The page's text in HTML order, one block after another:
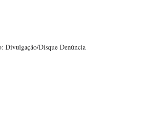
Divulgação/Disque Denúncia